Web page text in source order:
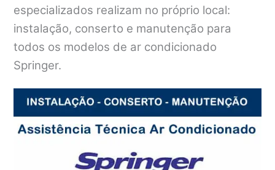
especializados realizam no próprio local:
instalação, conserto e manutenção para
todos os modelos de ar condicionado
Springer.